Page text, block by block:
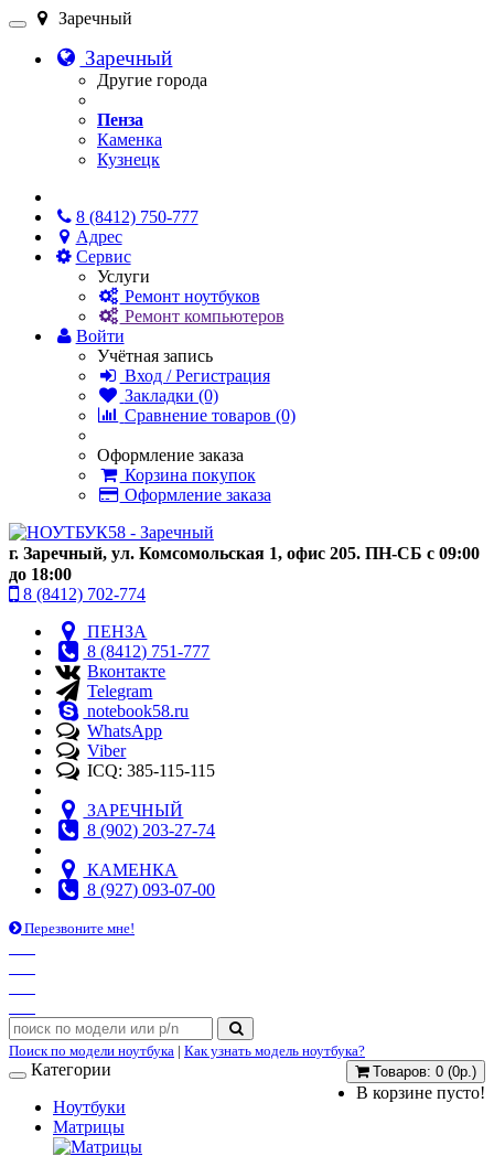
Заречный
Заречный
Другие города
Пенза
Каменка
Кузнецк
8 (8412) 750-777
Адрес
Сервис
Услуги
Ремонт ноутбуков
Ремонт компьютеров
Войти
Учётная запись
Вход / Регистрация
Закладки (0)
Сравнение товаров (0)
Оформление заказа
Корзина покупок
Оформление заказа
г. Заречный, ул. Комсомольская 1, офис 205. ПН-СБ с 09:00
до 18:00
8 (8412) 702-774
ПЕНЗА
8 (8412) 751-777
Вконтакте
Telegram
notebook58.ru
WhatsApp
Viber
ICQ: 385-115-115
ЗАРЕЧНЫЙ
8 (902) 203-27-74
КАМЕНКА
8 (927) 093-07-00
Перезвоните мне!
Поиск по модели ноутбука | Как узнать модель ноутбука?
Товаров: 0 (0р.)
В корзине пусто!
Категории
Ноутбуки
Матрицы